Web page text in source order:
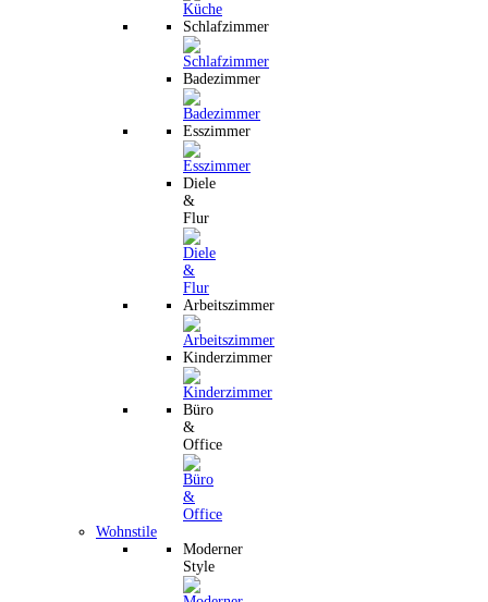
Schlafzimmer
Badezimmer
Esszimmer
Diele
&
Flur
Arbeitszimmer
Kinderzimmer
Büro
&
Office
Wohnstile
Moderner
Style